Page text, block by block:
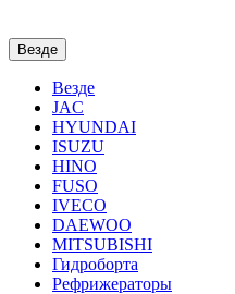
Везде
Везде
JAC
HYUNDAI
ISUZU
HINO
FUSO
IVECO
DAEWOO
MITSUBISHI
Гидроборта
Рефрижераторы